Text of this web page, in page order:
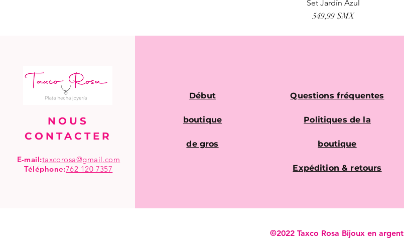
Aperçu rapide
Set Jardín Azul
Prix
549,99 $MX
NOUS
CONTACTER
E-mail:taxcorosa@gmail.com
Téléphone:762 120 7357
Questions fréquentes
Politiques de la
boutique
Expédition & retours
Début
boutique
de gros
©2022 Taxco Rosa Bijoux en argent